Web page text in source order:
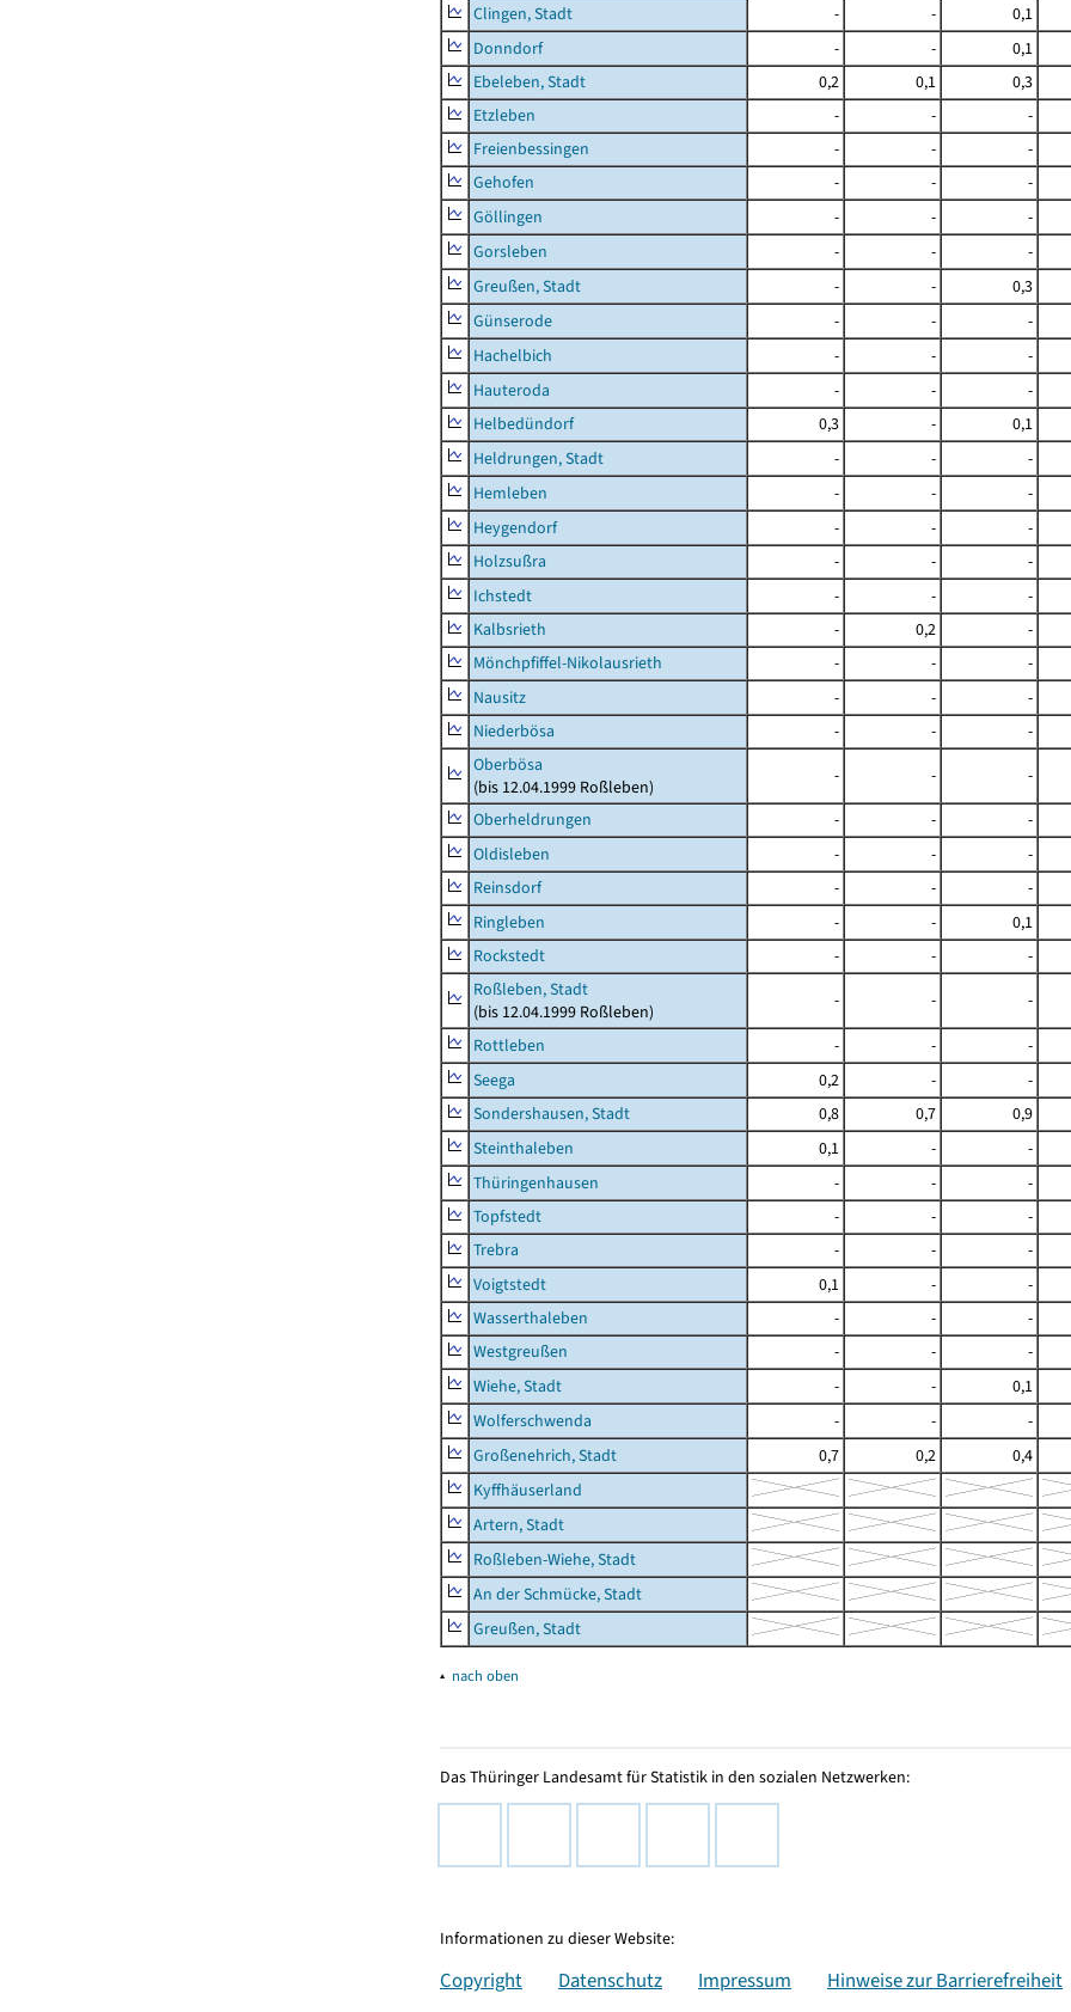
Clingen, Stadt
- - 0,1
Donndorf
- - 0,1
Ebeleben, Stadt
0,2 0,1 0,3
Etzleben
- - -
Freienbessingen
- - -
Gehofen
- - -
Göllingen
- - -
Gorsleben
- - -
Greußen, Stadt
- - 0,3
Günserode
- - -
Hachelbich
- - -
Hauteroda
- - -
Helbedündorf
0,3 - 0,1
Heldrungen, Stadt
- - -
Hemleben
- - -
Heygendorf
- - -
Holzsußra
- - -
Ichstedt
- - -
Kalbsrieth
- 0,2 -
Mönchpfiffel-Nikolausrieth
- - -
Nausitz
- - -
Niederbösa
- - -
Oberbösa
(bis 12.04.1999 Roßleben)
- - -
Oberheldrungen
- - -
Oldisleben
- - -
Reinsdorf
- - -
Ringleben
- - 0,1
Rockstedt
- - -
Roßleben, Stadt
(bis 12.04.1999 Roßleben)
- - -
Rottleben
- - -
Seega
0,2 - -
Sondershausen, Stadt
0,8 0,7 0,9
Steinthaleben
0,1 - -
Thüringenhausen
- - -
Topfstedt
- - -
Trebra
- - -
Voigtstedt
0,1 - -
Wasserthaleben
- - -
Westgreußen
- - -
Wiehe, Stadt
- - 0,1
Wolferschwenda
- - -
Großenehrich, Stadt
0,7 0,2 0,4
Kyffhäuserland
Artern, Stadt
Roßleben-Wiehe, Stadt
An der Schmücke, Stadt
Greußen, Stadt
▴ nach oben
Das Thüringer Landesamt für Statistik in den sozialen Netzwerken:
Informationen zu dieser Website:
Copyright Datenschutz Impressum Hinweise zur Barrierefreiheit